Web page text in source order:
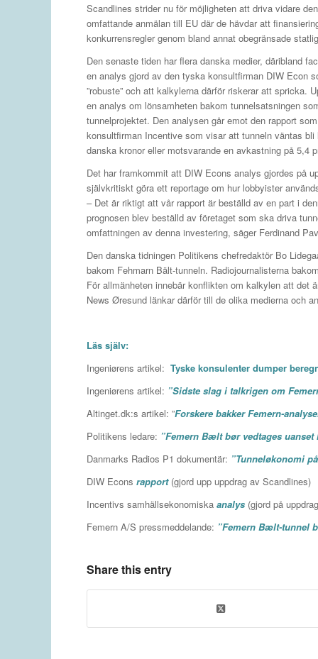
Scandlines strider nu för möjligheten att driva vidare
omfattande anmälan till EU där de hävdar att
konkurrensregler genom bland annat obegränsade
Den senaste tiden har flera danska medier, däribland
en analys gjord av den tyska konsultfirman DIW Econ
”robuste” och att kalkylerna därför riskerar att spricka.
en analys om lönsamheten bakom tunnelsatsningen
tunnelprojektet. Den analysen går emot den rapport
konsultfirman Incentive som visar att tunneln väntas
danska kronor eller motsvarande en avkastning på 5,4
Det har framkommit att DIW Econs analys gjordes på
självkritiskt göra ett reportage om hur lobbyister
– Det är riktigt att vår rapport är beställd av en part i
prognosen blev beställd av företaget som ska driva
omfattningen av denna investering, säger Ferdinand
Den danska tidningen Politikens chefredaktör Bo
bakom Fehmarn Bält-tunneln. Radiojournalisterna
För allmänheten innebär konflikten om kalkylen att
News Øresund länkar därför till de olika medierna och
Läs själv:
Ingeniørens artikel: Tyske konsulenter dumper
Ingeniørens artikel: ”Sidste slag i talkrigen om
Altinget.dk:s artikel: ”Forskere bakker Femern-
Politikens ledare: ”Femern Bælt bør vedtages uanset
Danmarks Radios P1 dokumentär: ”Tunneløkonomi
DIW Econs rapport(gjord upp uppdrag av Scandlines)
Incentivs samhällsekonomiska analys (gjord på
Femern A/S pressmeddelande: ”Femern Bælt-tunnel
Share this entry